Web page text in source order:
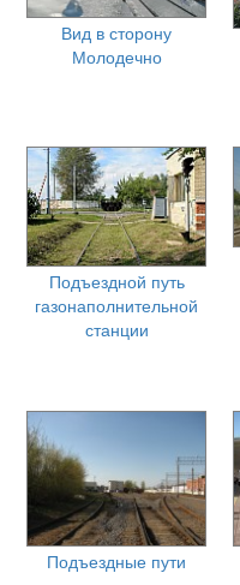
Вид в сторону
Молодечно
Подъездной путь
газонаполнительной
станции
Подъездные пути